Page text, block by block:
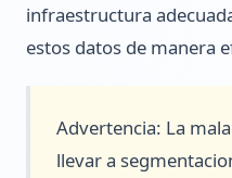
infraestructura
estos datos de manera
Advertencia: La
llevar a